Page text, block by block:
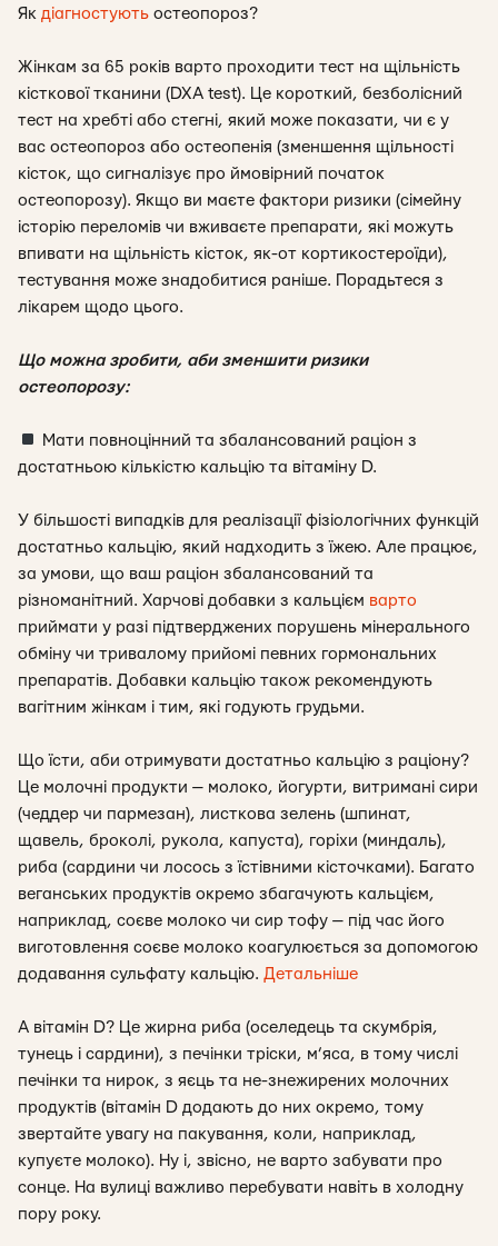
Як діагностують остеопороз?
Жінкам за 65 років варто проходити тест на щільність
кісткової тканини (DXA test). Це короткий, безболісний
тест на хребті або стегні, який може показати, чи є у
вас остеопороз або остеопенія (зменшення щільності
кісток, що сигналізує про ймовірний початок
остеопорозу). Якщо ви маєте фактори ризики (сімейну
історію переломів чи вживаєте препарати, які можуть
впивати на щільність кісток, як-от кортикостероїди),
тестування може знадобитися раніше. Порадьтеся з
лікарем щодо цього.
Що можна зробити, аби зменшити ризики
остеопорозу:
Мати повноцінний та збалансований раціон з
достатньою кількістю кальцію та вітаміну D.
У більшості випадків для реалізації фізіологічних функцій
достатньо кальцію, який надходить з їжею. Але працює,
за умови, що ваш раціон збалансований та
різноманітний. Харчові добавки з кальцієм варто
приймати у разі підтверджених порушень мінерального
обміну чи тривалому прийомі певних гормональних
препаратів. Добавки кальцію також рекомендують
вагітним жінкам і тим, які годують грудьми.
Що їсти, аби отримувати достатньо кальцію з раціону?
Це молочні продукти — молоко, йогурти, витримані сири
(чеддер чи пармезан), листкова зелень (шпинат,
щавель, броколі, рукола, капуста), горіхи (миндаль),
риба (сардини чи лосось з їстівними кісточками). Багато
веганських продуктів окремо збагачують кальцієм,
наприклад, соєве молоко чи сир тофу — під час його
виготовлення соєве молоко коагулюється за допомогою
додавання сульфату кальцію. Детальніше
А вітамін D? Це жирна риба (оселедець та скумбрія,
тунець і сардини), з печінки тріски, м’яса, в тому числі
печінки та нирок, з яєць та не-знежирених молочних
продуктів (вітамін D додають до них окремо, тому
звертайте увагу на пакування, коли, наприклад,
купуєте молоко). Ну і, звісно, не варто забувати про
сонце. На вулиці важливо перебувати навіть в холодну
пору року.